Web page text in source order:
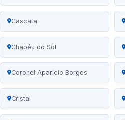
Cascata
Chapéu do Sol
Coronel Aparício Borges
Cristal